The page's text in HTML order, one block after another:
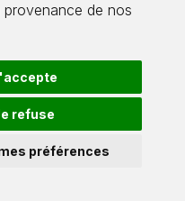
provenance de nos
refuse
préférences